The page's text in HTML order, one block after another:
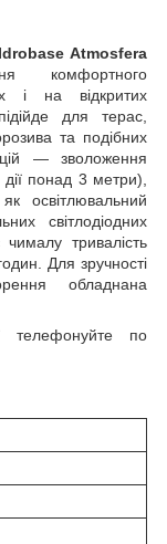
Atmosfera
комфортного
і на відкритих
для терас,
та подібних
— зволоження
понад 3 метри),
освітлювальний
світлодіодних
тривалість
Для зручності
обладнана
телефонуйте по